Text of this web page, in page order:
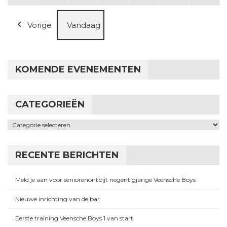
Vorige Vandaag
KOMENDE EVENEMENTEN
CATEGORIEËN
Categorieën
RECENTE BERICHTEN
Meld je aan voor seniorenontbijt negentigjarige Veensche Boys
Nieuwe inrichting van de bar
Eerste training Veensche Boys 1 van start